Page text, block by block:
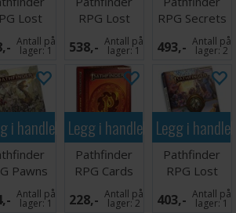
Lost
Gods
Magic
Antall på
lager:1
RPG Lost
Omens
Absalom
538,- Antall på
lager:1
RPG Secrets
of Magic
493,- Antall på
lager:2
i handlekurven
Pawns
3
Antall på
lager:1
Legg i handlekurven
Pathfinder
RPG Cards
Hero Point
228,- Antall på
lager:2
Legg i
Pathfinder
RPG Lost
Omens Travel
Guide
403,- Antall på
lager:1